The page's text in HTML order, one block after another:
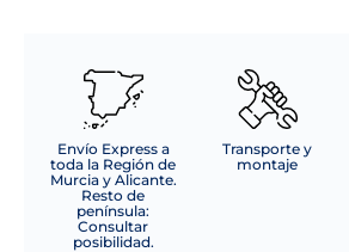
Envío Express a
toda la Región de
Murcia y Alicante.
Resto de
península:
Consultar
posibilidad.
Transporte y
montaje